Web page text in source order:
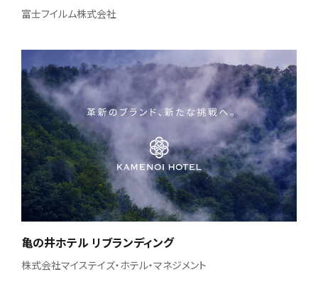
富士フイルム株式会社
亀の井ホテル リブランディング
株式会社マイステイズ・ホテル・マネジメント